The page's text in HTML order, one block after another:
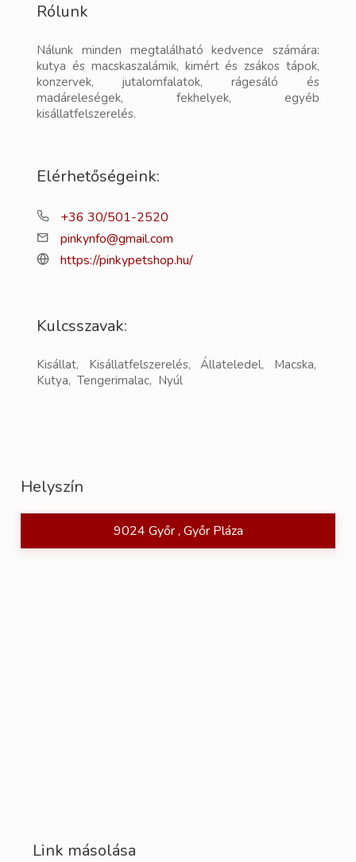
Rólunk
Nálunk minden megtalálható kedvence számára:
kutya és macskaszalámik, kimért és zsákos tápok,
konzervek, jutalomfalatok, rágesáló és
madáreleségek, fekhelyek, egyéb
kisállatfelszerelés.
Elérhetőségeink:
+36 30/501-2520
pinkynfo@gmail.com
https://pinkypetshop.hu/
Kulcsszavak:
Kisállat, Kisállatfelszerelés, Állateledel, Macska,
Kutya, Tengerimalac, Nyúl
Helyszín
9024 Győr , Győr Pláza
Link másolása